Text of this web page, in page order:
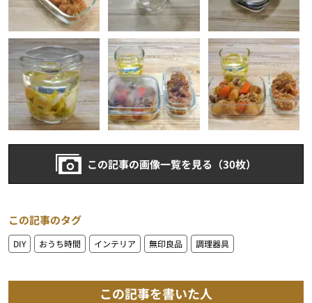
この記事の画像一覧を見る（30枚）
この記事のタグ
DIY おうち時間 インテリア 無印良品 調理器具
この記事を書いた人